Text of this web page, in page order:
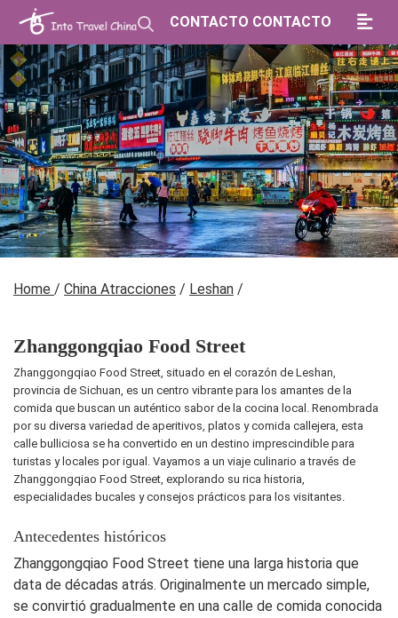
CONTACTO CONTACTO
Home / China Atracciones / Leshan /
Zhanggongqiao Food Street
Zhanggongqiao Food Street, situado en el corazón de Leshan,
provincia de Sichuan, es un centro vibrante para los amantes de la
comida que buscan un auténtico sabor de la cocina local. Renombrada
por su diversa variedad de aperitivos, platos y comida callejera, esta
calle bulliciosa se ha convertido en un destino imprescindible para
turistas y locales por igual. Vayamos a un viaje culinario a través de
Zhanggongqiao Food Street, explorando su rica historia,
especialidades bucales y consejos prácticos para los visitantes.
Antecedentes históricos
Zhanggongqiao Food Street tiene una larga historia que
data de décadas atrás. Originalmente un mercado simple,
se convirtió gradualmente en una calle de comida conocida